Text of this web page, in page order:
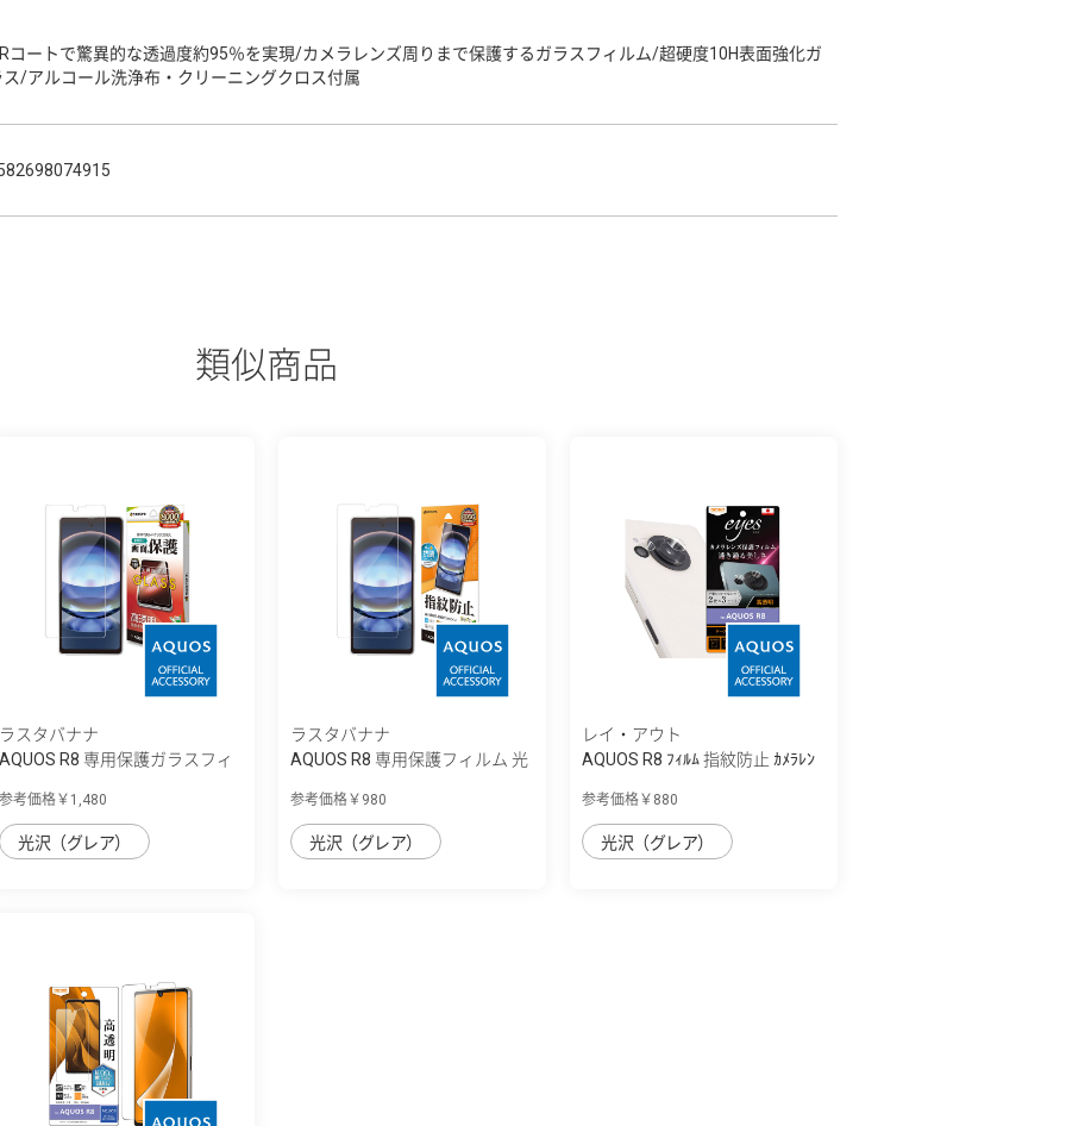
コートで驚異的な透過度約95％を実現/カメラレンズ周りまで保護するガラスフィルム/超硬度10H表面強化ガ
ス/アルコール洗浄布・クリーニングクロス付属
類似商品
ラスタバナナ
AQUOS R8 専用保護ガラスフィ
参考価格￥1,480
光沢（グレア）
ラスタバナナ
AQUOS R8 専用保護フィルム 光
参考価格￥980
光沢（グレア）
レイ・アウト
AQUOS R8 ﾌｨﾙﾑ 指紋防止 ｶﾒﾗﾚﾝ
参考価格￥880
光沢（グレア）